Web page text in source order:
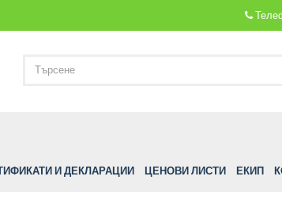
И ДЕКЛАРАЦИИ ЦЕНОВИ ЛИСТИ ЕКИП